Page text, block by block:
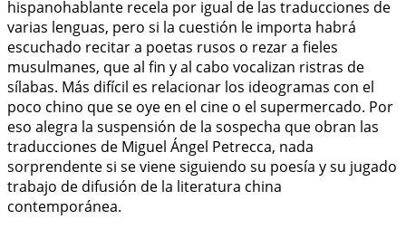
hispanohablante recela por igual de las traducciones de
varias lenguas, pero si la cuestión le importa habrá
escuchado recitar a poetas rusos o rezar a fieles
musulmanes, que al fin y al cabo vocalizan ristras de
sílabas. Más difícil es relacionar los ideogramas con el
poco chino que se oye en el cine o el supermercado. Por
eso alegra la suspensión de la sospecha que obran las
traducciones de Miguel Ángel Petrecca, nada
sorprendente si se viene siguiendo su poesía y su jugado
trabajo de difusión de la literatura china
contemporánea.